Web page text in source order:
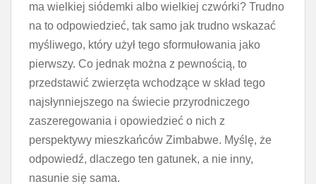
ma wielkiej siódemki albo wielkiej czwórki? Trudno
na to odpowiedzieć, tak samo jak trudno wskazać
myśliwego, który użył tego sformułowania jako
pierwszy. Co jednak można z pewnością, to
przedstawić zwierzęta wchodzące w skład tego
najsłynniejszego na świecie przyrodniczego
zaszeregowania i opowiedzieć o nich z
perspektywy mieszkańców Zimbabwe. Myślę, że
odpowiedź, dlaczego ten gatunek, a nie inny,
nasunie się sama.